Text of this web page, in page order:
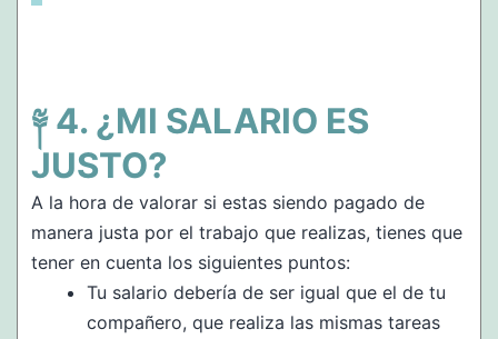
¿MI SALARIO ES
JUSTO?
A la hora de valorar si estas siendo pagado de
manera justa por el trabajo que realizas, tienes que
tener en cuenta los siguientes puntos:
Tu salario debería de ser igual que el de tu
compañero, que realiza las mismas tareas